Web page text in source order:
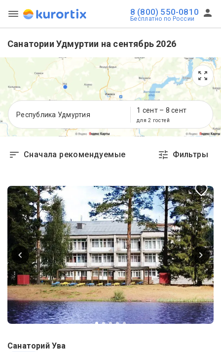
8 (800) 550-0810
Бесплатно по России
Санатории Удмуртии на сентябрь 2026
Республика Удмуртия
1 сент– 8 сент
для 2 гостей
Сначала рекомендуемые Фильтры
Санаторий Ува